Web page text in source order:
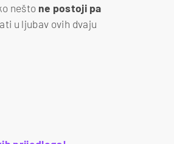
nešto ne postoji pa
u ljubav ovih dvaju